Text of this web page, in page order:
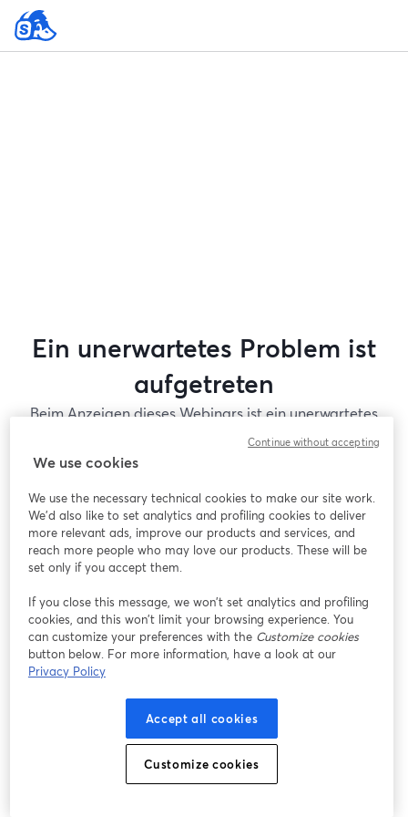
Ein unerwartetes Problem ist
aufgetreten
Beim Anzeigen dieses Webinars ist ein unerwartetes
Problem aufgetreten. Bitte versuchen Sie, die Seite
Gibt es Probleme?
wird in einem neuen Tab geöffnet
We use cookies
We use the necessary technical cookies to make our site work.
We'd also like to set analytics and profiling cookies to deliver
more relevant ads, improve our products and services, and
reach more people who may love our products. These will be
set only if you accept them.
If you close this message, we won’t set analytics and profiling
cookies, and this won’t limit your browsing experience. You
can customize your preferences with the Customize cookies
button below. For more information, have a look at our
Privacy Policy
Accept all cookies
Customize cookies
Continue without accepting